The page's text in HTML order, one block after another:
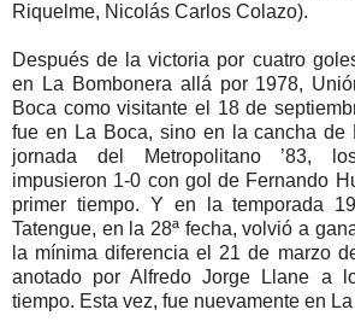
Riquelme, Nicolás Carlos Colazo).
Después de la victoria por cuatro
en La Bombonera allá por 1978,
Boca como visitante el 18 de
fue en La Boca, sino en la cancha de
jornada del Metropolitano ’83,
impusieron 1-0 con gol de Fernando
primer tiempo. Y en la temporada
Tatengue, en la 28ª fecha, volvió a
la mínima diferencia el 21 de marzo
anotado por Alfredo Jorge Llane a
tiempo. Esta vez, fue nuevamente en